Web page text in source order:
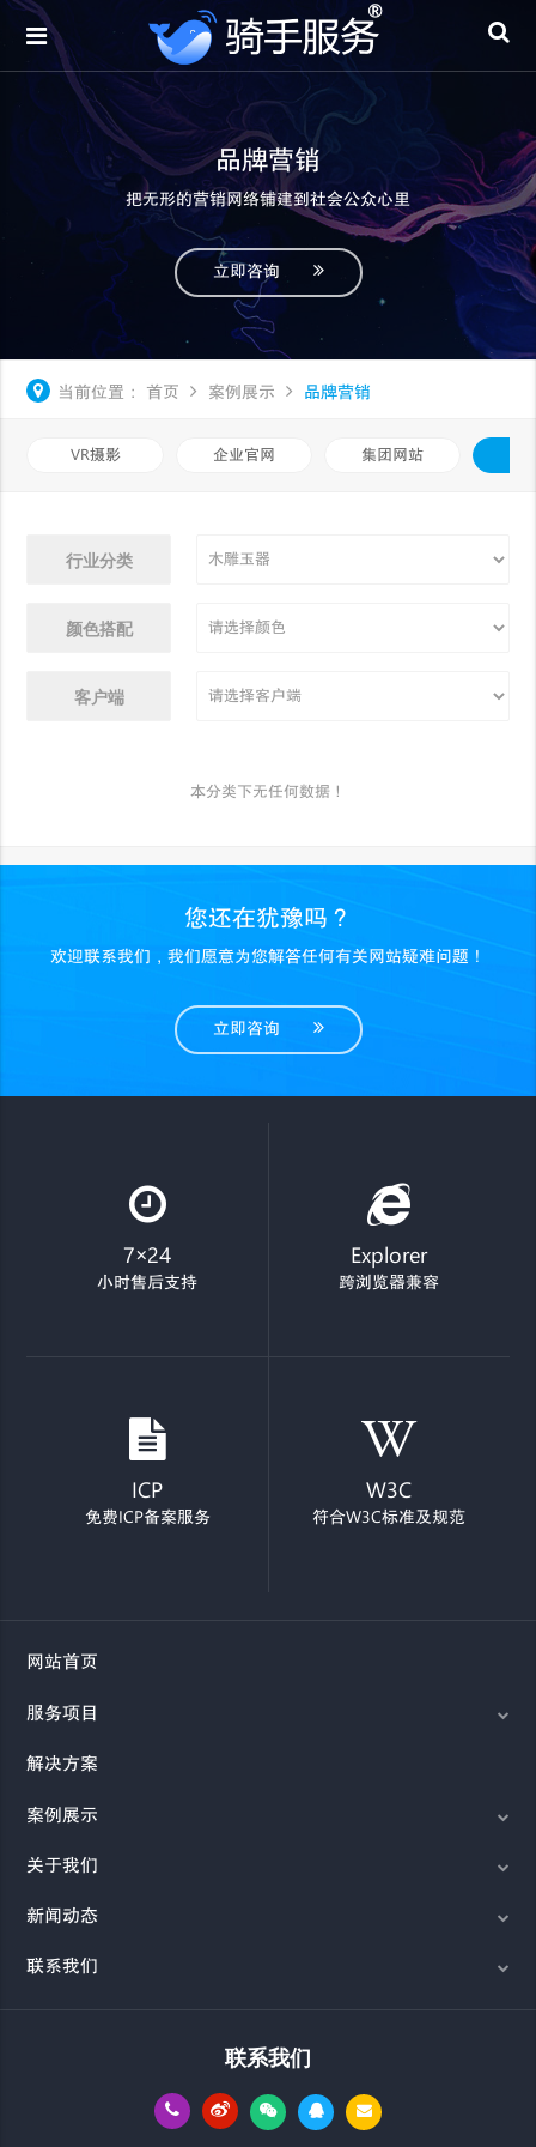
品牌营销
把无形的营销网络铺建到社会公众心里
立即咨询
当前位置： 首页 案例展示 品牌营销
VR摄影 企业官网 集团网站
行业分类
颜色搭配
客户端
本分类下无任何数据！
您还在犹豫吗？
欢迎联系我们，我们愿意为您解答任何有关网站疑难问题！
立即咨询
7×24
小时售后支持
Explorer
跨浏览器兼容
ICP
免费ICP备案服务
W3C
符合W3C标准及规范
网站首页
服务项目
解决方案
案例展示
关于我们
新闻动态
联系我们
联系我们